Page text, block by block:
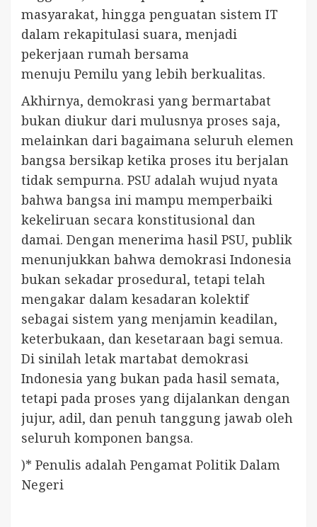
masyarakat, hingga penguatan sistem IT
dalam rekapitulasi suara, menjadi
pekerjaan rumah bersama
menuju Pemilu yang lebih berkualitas.
Akhirnya, demokrasi yang bermartabat
bukan diukur dari mulusnya proses saja,
melainkan dari bagaimana seluruh elemen
bangsa bersikap ketika proses itu berjalan
tidak sempurna. PSU adalah wujud nyata
bahwa bangsa ini mampu memperbaiki
kekeliruan secara konstitusional dan
damai. Dengan menerima hasil PSU, publik
menunjukkan bahwa demokrasi Indonesia
bukan sekadar prosedural, tetapi telah
mengakar dalam kesadaran kolektif
sebagai sistem yang menjamin keadilan,
keterbukaan, dan kesetaraan bagi semua.
Di sinilah letak martabat demokrasi
Indonesia yang bukan pada hasil semata,
tetapi pada proses yang dijalankan dengan
jujur, adil, dan penuh tanggung jawab oleh
seluruh komponen bangsa.
)* Penulis adalah Pengamat Politik Dalam
Negeri